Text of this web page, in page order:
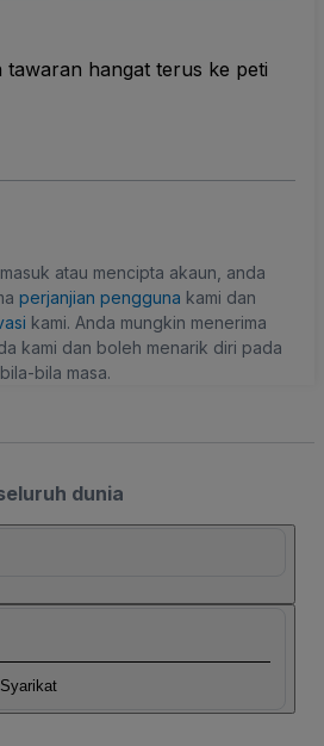
tawaran hangat terus ke peti
atau mencipta akaun, anda
perjanjian pengguna kami dan
kami. Anda mungkin menerima
kami dan boleh menarik diri pada
bila-bila masa.
dunia